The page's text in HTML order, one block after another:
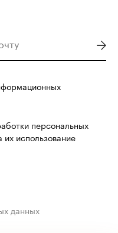
персональных
использование
данных